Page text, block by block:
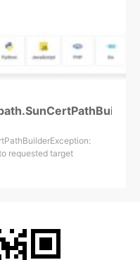
requested target